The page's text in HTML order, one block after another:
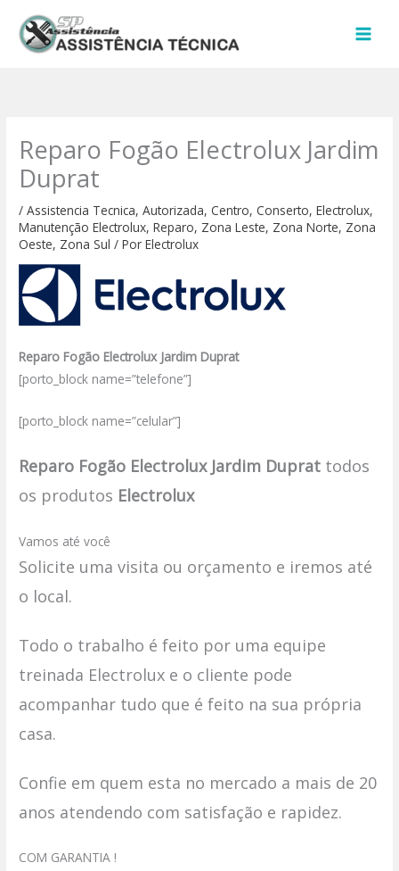
para
Reparo Fogão Electrolux Jardim
Duprat
/Assistencia Tecnica,Autorizada,Centro,Conserto,Electrolux,
Manutenção Electrolux,Reparo, Zona Leste, Zona Norte, Zona
Oeste, Zona Sul / PorElectrolux
Reparo Fogão Electrolux Jardim Duprat
[porto_block name=”telefone”]
[porto_block name=”celular”]
Reparo Fogão Electrolux Jardim Duprat todos
os produtos Electrolux
Vamos até você
Solicite uma visita ou orçamento e iremos até
o local.
Todo o trabalho é feito por uma equipe
treinada Electrolux e o cliente pode
acompanhar tudo que é feito na sua própria
casa.
Confie em quem esta no mercado a mais de 20
anos atendendo com satisfação e rapidez.
COM GARANTIA !